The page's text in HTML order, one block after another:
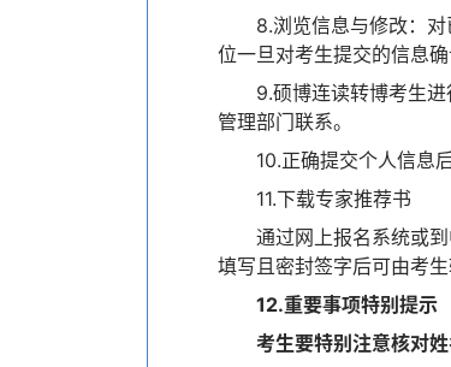
8.浏览信息与修改：
位一旦对考生提交的信息
9.硕博连读转博考生
管理部门联系。
10.正确提交个人信息
11.下载专家推荐书
通过网上报名系统或
填写且密封签字后可由考
12.重要事项特别提示
考生要特别注意核对